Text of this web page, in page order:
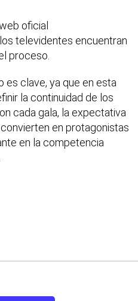
oficial
televidentes encuentran
proceso.
es clave, ya que en esta
la continuidad de los
cada gala, la expectativa
en protagonistas
en la competencia